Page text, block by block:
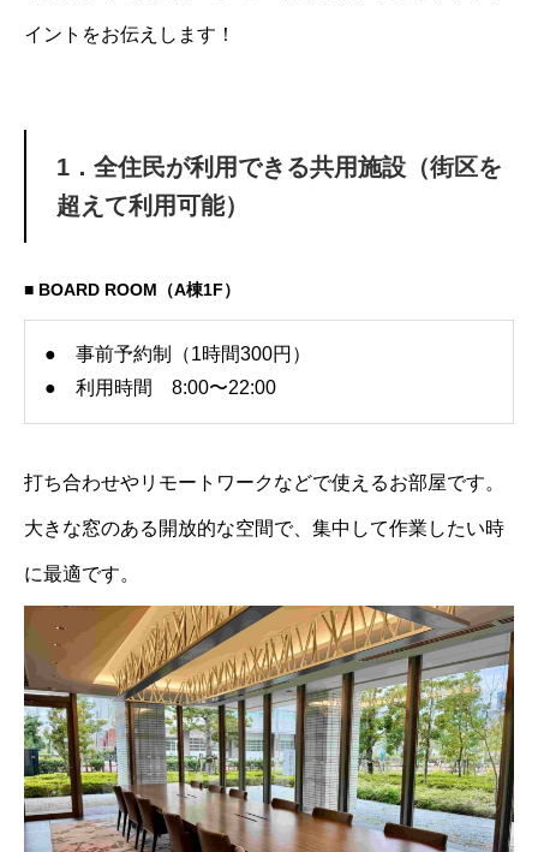
イントをお伝えします！
1．全住民が利用できる共用施設（街区を
超えて利用可能）
■ BOARD ROOM（A棟1F）
● 事前予約制（1時間300円）
● 利用時間 8:00〜22:00
打ち合わせやリモートワークなどで使えるお部屋です。
大きな窓のある開放的な空間で、集中して作業したい時
に最適です。